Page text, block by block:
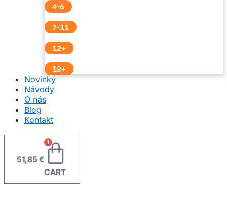
4-6
7-11
12+
18+
Novinky
Návody
O nás
Blog
Kontakt
51,85€
1
CART